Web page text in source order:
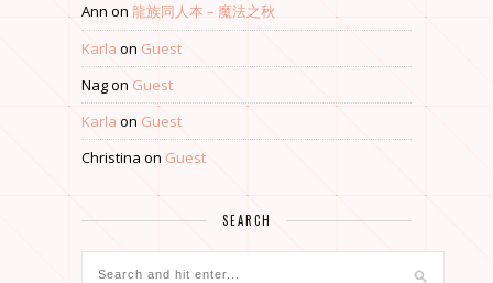
Ann on 龍族同人本 – 魔法之秋
Karla on Guest
Nagon Guest
Karla on Guest
Christina on Guest
SEARCH